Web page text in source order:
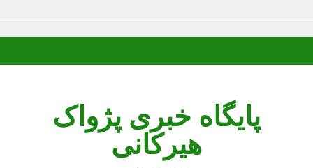
پایگاه خبری پژواک
هیرکانی